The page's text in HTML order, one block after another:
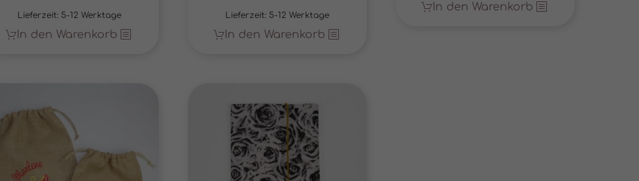
Lieferzeit: 5-12 Werktage
In den Warenkorb
Lieferzeit: 5-12 Werktage
In den Warenkorb
In den Warenkorb